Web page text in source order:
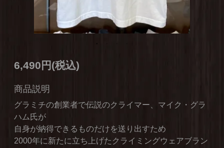
6,490円(税込)
商品説明
グラミチの創業者で伝説のクライマー、マイク・グラ
ハム氏が
自身が納得できるものだけを送り出すため
2000年に新たに立ち上げたクライミングウェアブラン